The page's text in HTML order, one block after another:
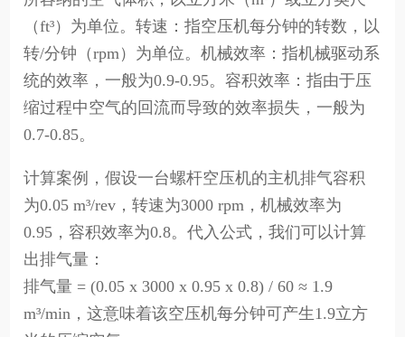
（ft³）为单位。转速：指空压机每分钟的转数，以
转/分钟（rpm）为单位。机械效率：指机械驱动系
统的效率，一般为0.9-0.95。容积效率：指由于压
缩过程中空气的回流而导致的效率损失，一般为
0.7-0.85。
计算案例，假设一台螺杆空压机的主机排气容积
为0.05 m³/rev，转速为3000 rpm，机械效率为
0.95，容积效率为0.8。代入公式，我们可以计算
出排气量：
排气量 = (0.05 x 3000 x 0.95 x 0.8) / 60 ≈ 1.9
m³/min，这意味着该空压机每分钟可产生1.9立方